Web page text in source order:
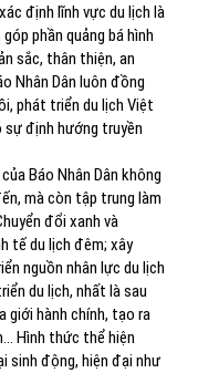
định lĩnh vực du lịch là
phần quảng bá hình
sắc, thân thiện, an
Nhân Dân luôn đồng
phát triển du lịch Việt
định hướng truyền
Báo Nhân Dân không
mà còn tập trung làm
đổi xanh và
tế du lịch đêm; xây
nguồn nhân lực du lịch
du lịch, nhất là sau
giới hành chính, tạo ra
Hình thức thể hiện
sinh động, hiện đại như